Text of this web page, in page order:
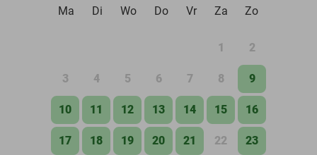
Ma Di Wo Do Vr Za Zo
1 2
3 4 5 6 7 8 9
10 11 12 13 14 15 16
17 18 19 20 21 22 23